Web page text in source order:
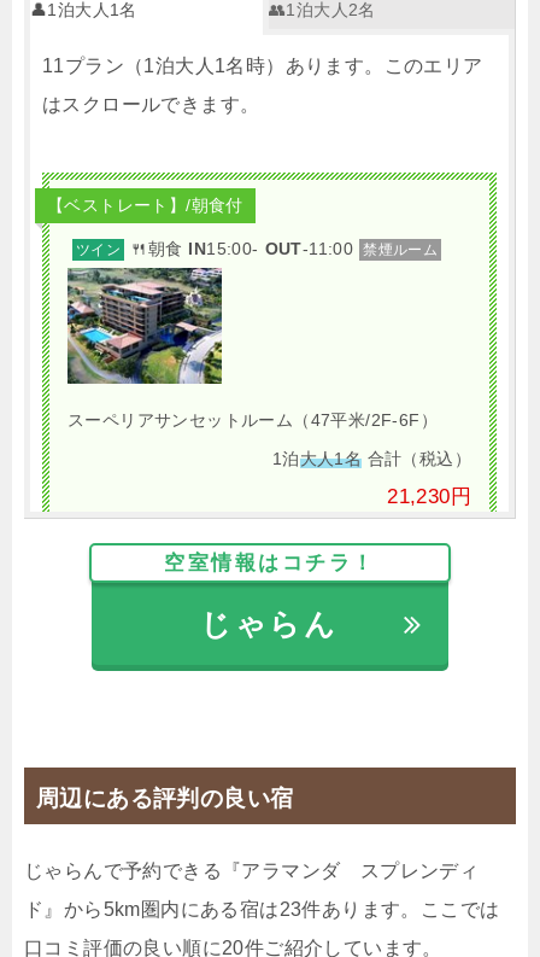
👤1泊大人1名 👥1泊大人2名
11プラン（1泊大人1名時）あります。このエリア
はスクロールできます。
【ベストレート】/朝食付
ツイン 🍴朝食 IN15:00- OUT-11:00 禁煙ルーム
スーペリアサンセットルーム（47平米/2F-6F）
1泊大人1名 合計（税込）
21,230円
【選べるお部屋と価格】
じゃらんで確認する
【ベストレート】エグゼクティブルーム指定＜ラウ
ンジアクセス付＞/朝食付
🍴朝食 IN15:00- OUT-11:00
空室情報はコチラ！
じゃらん
周辺にある評判の良い宿
じゃらんで予約できる『アラマンダ スプレンディ
ド』から5km圏内にある宿は23件あります。ここでは
口コミ評価の良い順に20件ご紹介しています。